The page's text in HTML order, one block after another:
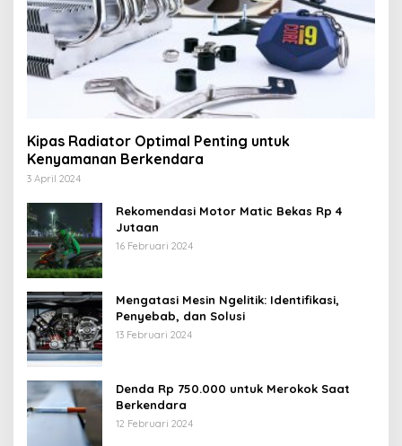
Kipas Radiator Optimal Penting untuk
Kenyamanan Berkendara
3 April 2024
Rekomendasi Motor Matic Bekas Rp 4
Jutaan
16 Februari 2024
Mengatasi Mesin Ngelitik: Identifikasi,
Penyebab, dan Solusi
13 Februari 2024
Denda Rp 750.000 untuk Merokok Saat
Berkendara
12 Februari 2024